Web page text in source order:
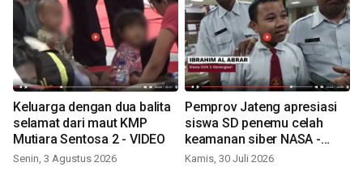
Keluarga dengan dua balita
selamat dari maut KMP
Mutiara Sentosa 2 - VIDEO
Senin, 3 Agustus 2026
Pemprov Jateng apresiasi
siswa SD penemu celah
keamanan siber NASA -
VIDEO
Kamis, 30 Juli 2026